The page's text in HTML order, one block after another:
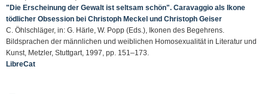
"Die Erscheinung der Gewalt ist seltsam schön". Caravaggio als Ikone
tödlicher Obsession bei Christoph Meckel und Christoph Geiser
C. Öhlschläger, in: G. Härle, W. Popp (Eds.), Ikonen des Begehrens.
Bildsprachen der männlichen und weiblichen Homosexualität in Literatur und
Kunst, Metzler, Stuttgart, 1997, pp. 151–173.
LibreCat